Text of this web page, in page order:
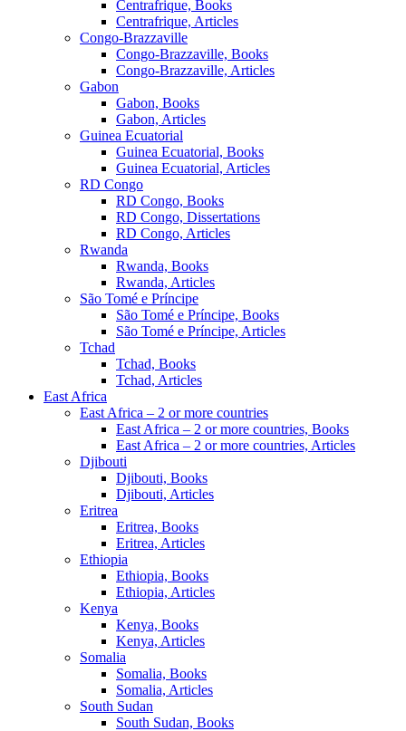
Centrafrique, Books
Centrafrique, Articles
Congo-Brazzaville
Congo-Brazzaville, Books
Congo-Brazzaville, Articles
Gabon
Gabon, Books
Gabon, Articles
Guinea Ecuatorial
Guinea Ecuatorial, Books
Guinea Ecuatorial, Articles
RD Congo
RD Congo, Books
RD Congo, Dissertations
RD Congo, Articles
Rwanda
Rwanda, Books
Rwanda, Articles
São Tomé e Príncipe
São Tomé e Príncipe, Books
São Tomé e Príncipe, Articles
Tchad
Tchad, Books
Tchad, Articles
East Africa
East Africa – 2 or more countries
East Africa – 2 or more countries, Books
East Africa – 2 or more countries, Articles
Djibouti
Djibouti, Books
Djibouti, Articles
Eritrea
Eritrea, Books
Eritrea, Articles
Ethiopia
Ethiopia, Books
Ethiopia, Articles
Kenya
Kenya, Books
Kenya, Articles
Somalia
Somalia, Books
Somalia, Articles
South Sudan
South Sudan, Books